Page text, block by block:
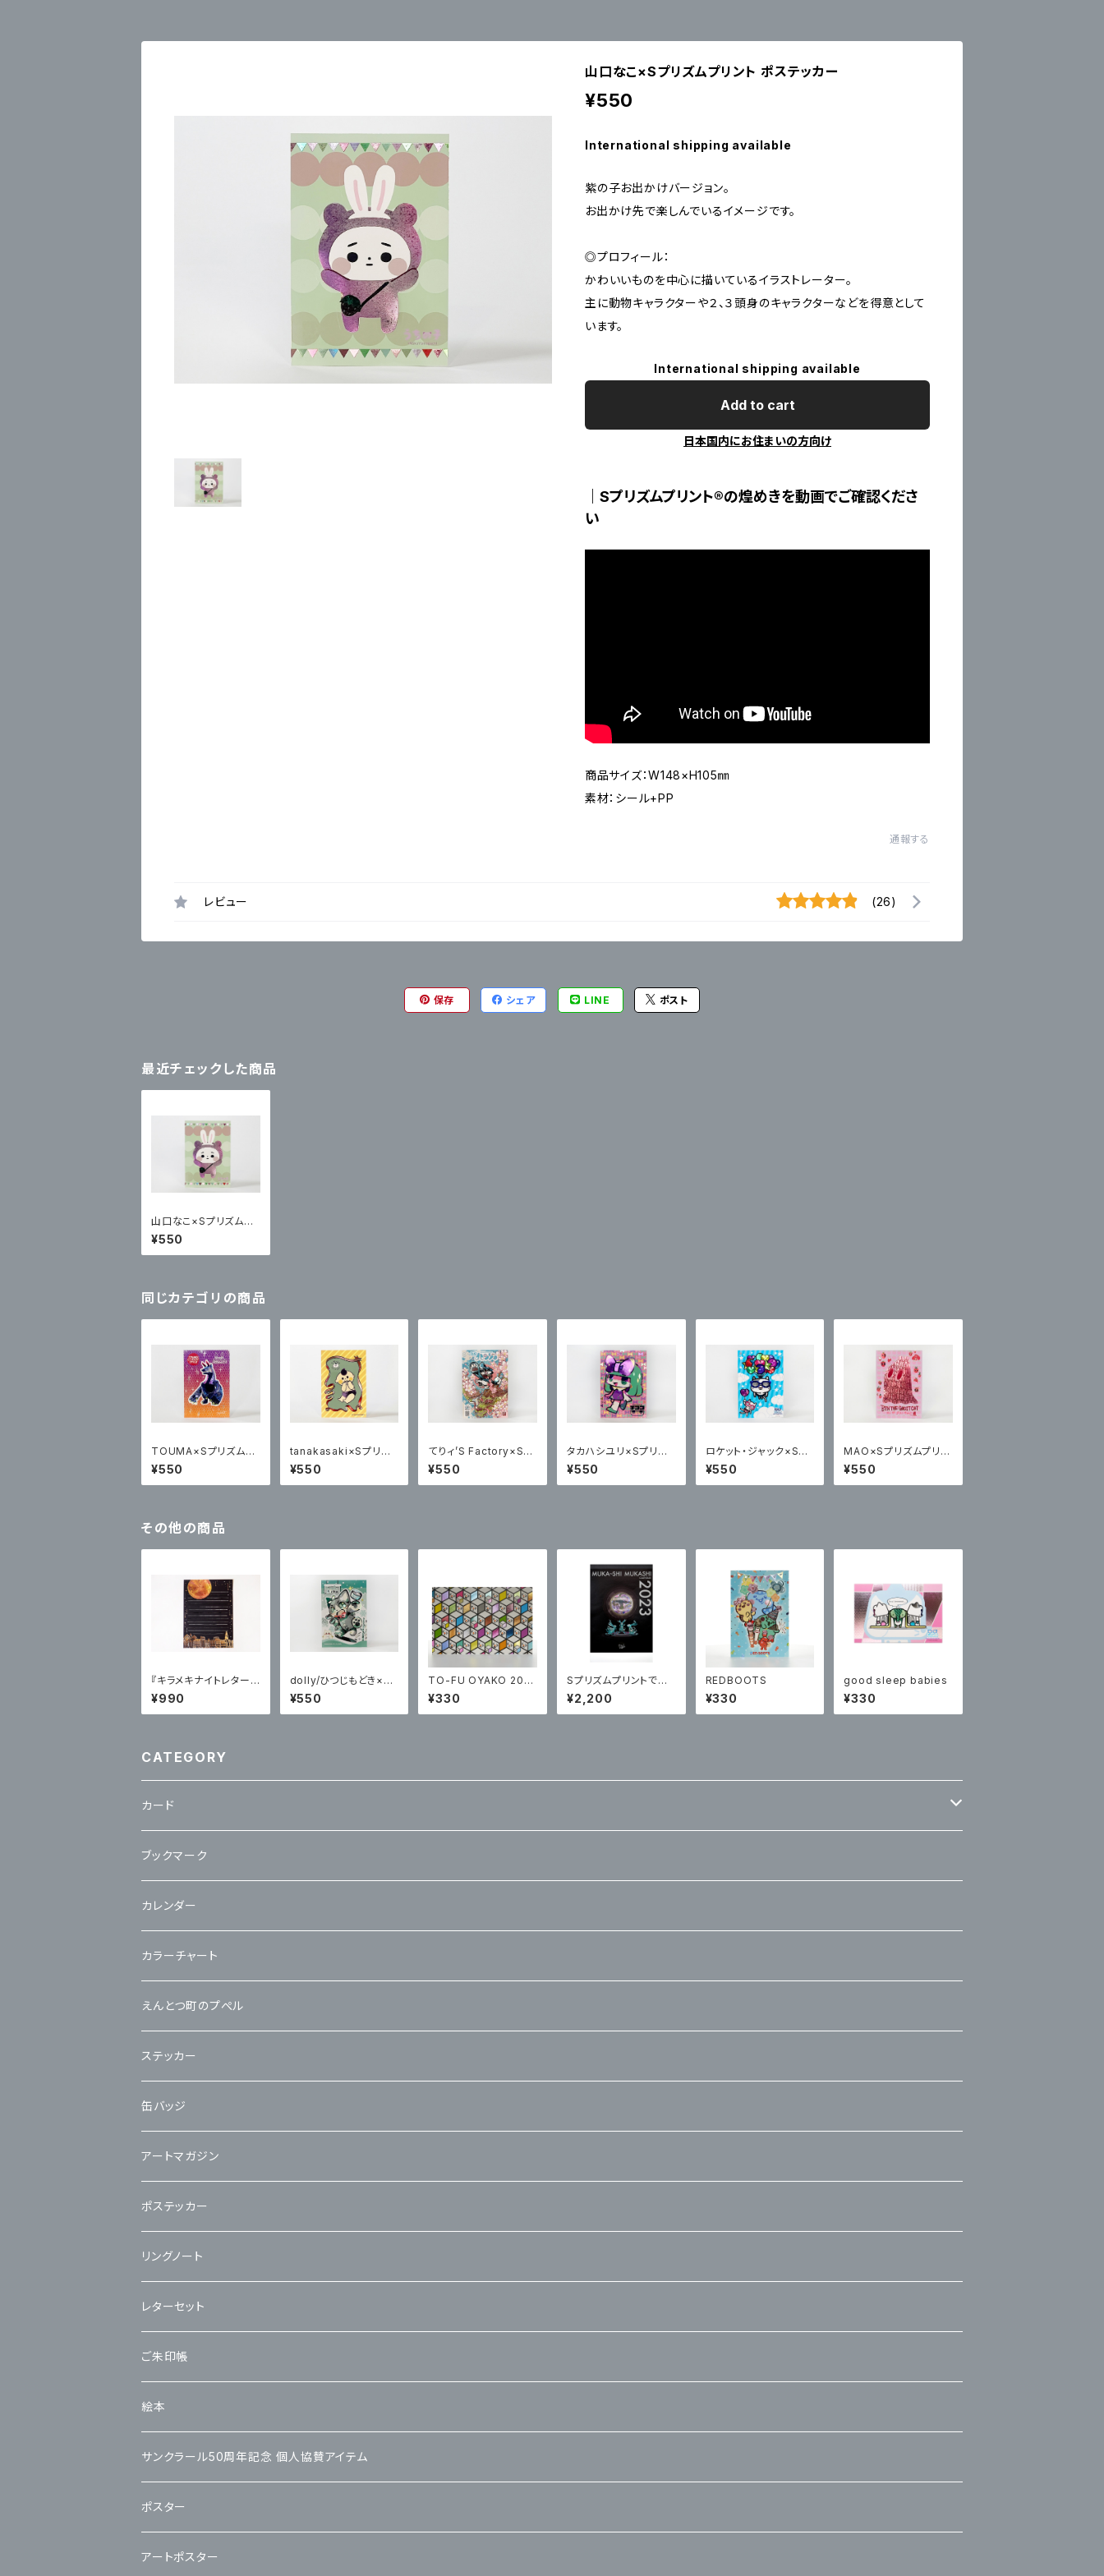
山口なこ×Sプリズムプリント ポステッカー
¥550
International shipping available
紫の子お出かけバージョン。
お出かけ先で楽しんでいるイメージです。
◎プロフィール：
かわいいものを中心に描いているイラストレーター。
主に動物キャラクターや２、３頭身のキャラクターなどを得意として
います。
International shipping available
Add to cart
日本国内にお住まいの方向け
｜Sプリズムプリント®の煌めきを動画でご確認くださ
い
商品サイズ：W148×H105㎜
素材：シール+PP
通報する
レビュー (26)
保存 シェア LINE ポスト
最近チェックした商品
山口なこ×Sプリズムプ
リント ポステッカー
¥550
同じカテゴリの商品
TOUMA×Sプリズムプ
リント ポステッカー
¥550
tanakasaki×Sプリズ
ムプリント ポステッカー
¥550
てりィ’S Factory×Sプ
リズムプリント ポステッ
カー
¥550
タカハシユリ×Sプリズ
ムプリント ポステッカー
¥550
ロケット・ジャック×Sプ
リズムプリント ポステッ
カー
¥550
MAO×Sプリズムプリン
ト ポステッカー
¥550
その他の商品
『キラメキナイトレターセ
ット』月
¥990
dolly/ひつじもどき×S
プリズムプリント ポステ
ッカー
¥550
TO-FU OYAKO 202
0
¥330
Sプリズムプリントで創
る『むか～し昔カレンダ
ー2023』
¥2,200
REDBOOTS
¥330
good sleep babies
¥330
CATEGORY
カード
立体カード
ブックマーク
カレンダー
カラーチャート
えんとつ町のプぺル
ステッカー
缶バッジ
アートマガジン
ポステッカー
リングノート
レターセット
ご朱印帳
絵本
サンクラール50周年記念 個人協賛アイテム
ポスター
アートポスター